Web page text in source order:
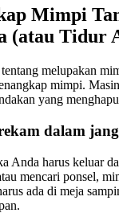
Mimpi
(atau Tidur
melupakan
mimpi.
yang
dalam
Anda harus keluar
mencari ponsel,
ada di meja